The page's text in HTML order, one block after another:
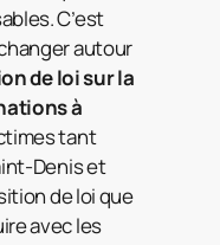
C’est
autour
de loi sur la
à
tant
Denis et
de loi que
avec les